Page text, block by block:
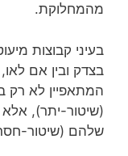
מהמחלוקת.
בעיני קבוצות
בצדק ובין אם
המתאפיין לא רק
(שיטור-יתר), אלא
שלהם (שיטור-